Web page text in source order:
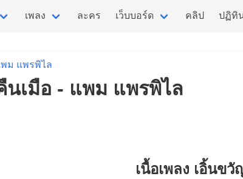
เพลง ละคร เว็บบอร์ด คลิป ปฏิทิ
ม แพรพิไล
นเมือ - แพม แพรพิไล
เนื้อเพลง เอิ้นข